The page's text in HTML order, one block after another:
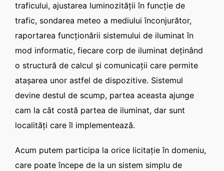
traficului, ajustarea luminozităţii în funcţie de
trafic, sondarea meteo a mediului înconjurător,
raportarea funcţionării sistemului de iluminat în
mod informatic, fiecare corp de iluminat deţinând
o structură de calcul şi comunicaţii care permite
ataşarea unor astfel de dispozitive. Sistemul
devine destul de scump, partea aceasta ajunge
cam la cât costă partea de iluminat, dar sunt
localităţi care îl implementează.
Acum putem participa la orice licitaţie în domeniu,
care poate începe de la un sistem simplu de